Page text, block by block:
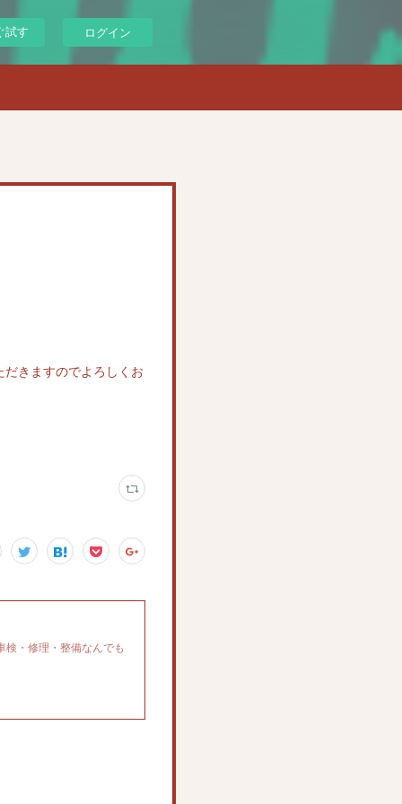
試す ログイン
きますのでよろしくお
・修理・整備なんでも